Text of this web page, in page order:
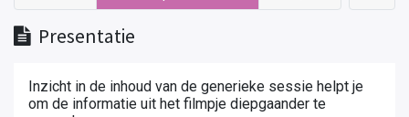
Presentatie
Inzicht in de inhoud van de generieke sessie helpt je
om de informatie uit het filmpje diepgaander te